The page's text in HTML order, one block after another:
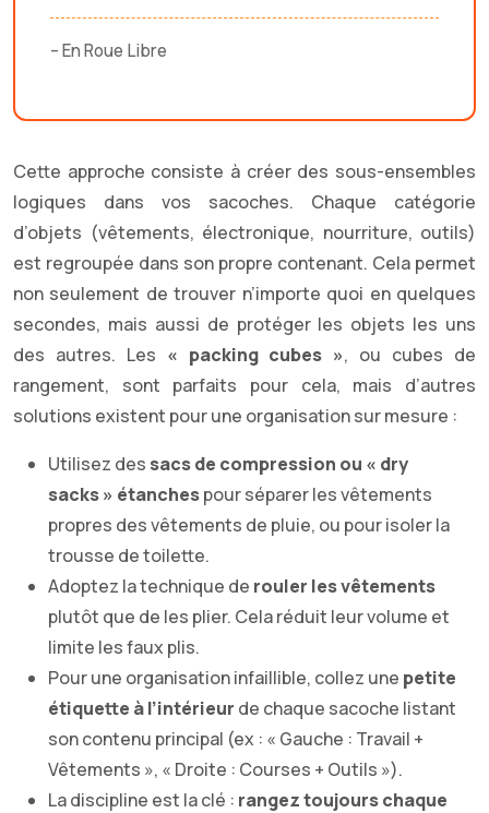
– En Roue Libre
Cette approche consiste à créer des sous-ensembles
logiques dans vos sacoches. Chaque catégorie
d’objets (vêtements, électronique, nourriture, outils)
est regroupée dans son propre contenant. Cela permet
non seulement de trouver n’importe quoi en quelques
secondes, mais aussi de protéger les objets les uns
des autres. Les « packing cubes », ou cubes de
rangement, sont parfaits pour cela, mais d’autres
solutions existent pour une organisation sur mesure :
Utilisez des sacs de compression ou « dry
sacks » étanchespour séparer les vêtements
propres des vêtements de pluie, ou pour isoler la
trousse de toilette.
Adoptez la technique de rouler les vêtements
plutôt que de les plier. Cela réduit leur volume et
limite les faux plis.
Pour une organisation infaillible, collez une petite
étiquette à l’intérieur de chaque sacoche listant
son contenu principal (ex : « Gauche : Travail +
Vêtements », « Droite : Courses + Outils »).
La discipline est la clé : rangez toujours chaque